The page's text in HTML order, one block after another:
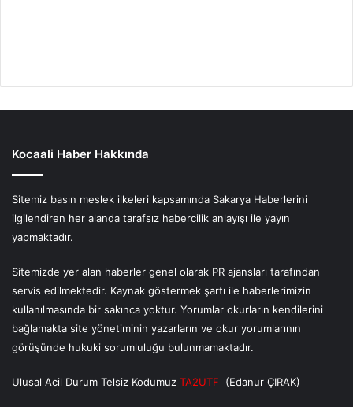
Kocaali Haber Hakkında
Sitemiz basın meslek ilkeleri kapsamında Sakarya Haberlerini
ilgilendiren her alanda tarafsız habercilik anlayışı ile yayın
yapmaktadır.
Sitemizde yer alan haberler genel olarak PR ajansları tarafından
servis edilmektedir. Kaynak göstermek şartı ile haberlerimizin
kullanılmasında bir sakınca yoktur. Yorumlar okurların kendilerini
bağlamakta site yönetiminin yazarların ve okur yorumlarının
görüşünde hukuki sorumluluğu bulunmamaktadır.
Ulusal Acil Durum Telsiz Kodumuz TA2UTF (Edanur ÇIRAK)